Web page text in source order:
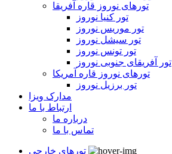
تورهای نوروز قاره آفریقا
تور کنیا نوروز
تور موریس نوروز
تور سیشل نوروز
تور تونس نوروز
تور آفریقای جنوبی نوروز
تورهای نوروز قاره آمریکا
تور برزیل نوروز
مدارک ویزا
ارتباط با ما
درباره ما
تماس با ما
تورهای خارجی